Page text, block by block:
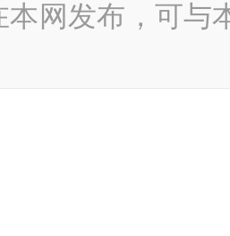
本网发布，可与